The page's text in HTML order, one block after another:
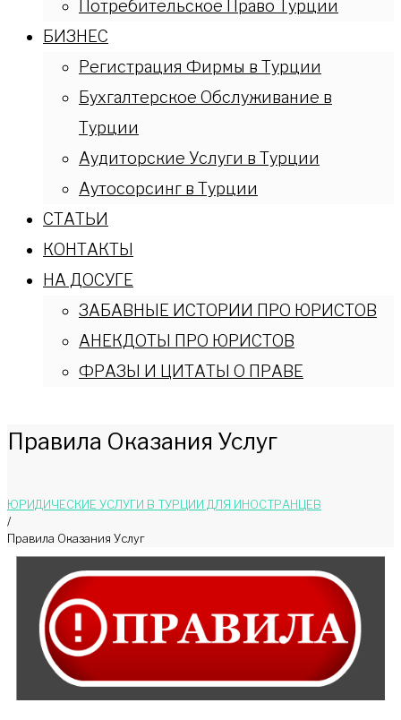
Потребительское Право Турции
БИЗНЕС
Регистрация Фирмы в Турции
Бухгалтерское Обслуживание в
Турции
Аудиторские Услуги в Турции
Аутосорсинг в Турции
СТАТЬИ
КОНТАКТЫ
НА ДОСУГЕ
ЗАБАВНЫЕ ИСТОРИИ ПРО ЮРИСТОВ
АНЕКДОТЫ ПРО ЮРИСТОВ
ФРАЗЫ И ЦИТАТЫ О ПРАВЕ
Правила Оказания Услуг
ЮРИДИЧЕСКИЕ УСЛУГИ В ТУРЦИИ ДЛЯ ИНОСТРАНЦЕВ
/
Правила Оказания Услуг